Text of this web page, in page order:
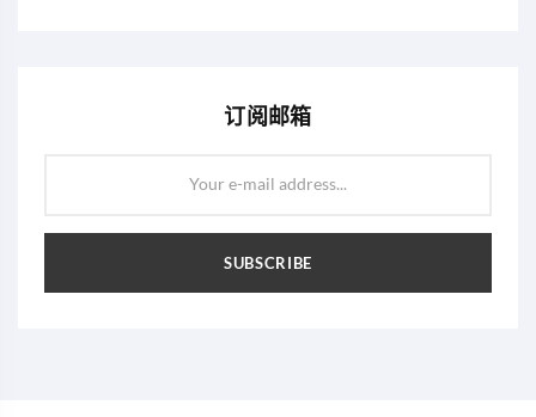
订阅邮箱
Your e-mail address...
SUBSCRIBE